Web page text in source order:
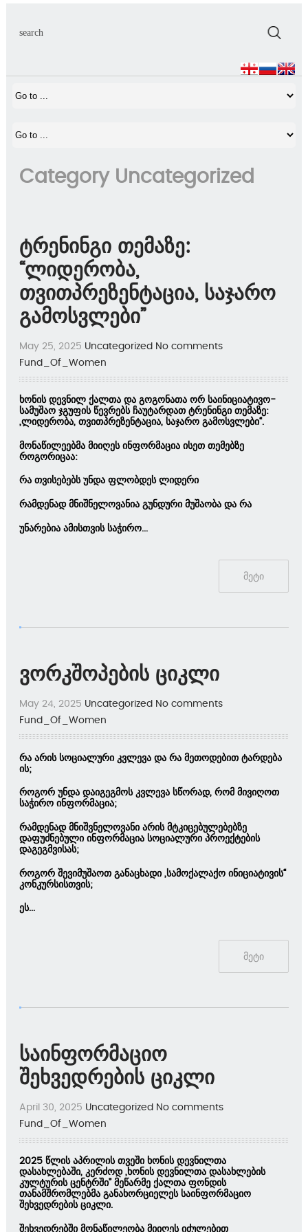
Category Uncategorized
ტრენინგი თემაზე:
“ლიდერობა,
თვითპრეზენტაცია, საჯარო
გამოსვლები”
May 25, 2025 Uncategorized No comments
Fund_Of_Women
ხონის დევნილ ქალთა და გოგონათა ორ საინიციატივო-
სამუშაო ჯგუფის წევრებს ჩაუტარდათ ტრენინგი თემაზე:
„ლიდერობა, თვითპრეზენტაცია, საჯარო გამოსვლები“.
მონაწილეებმა მიიღეს ინფორმაცია ისეთ თემებზე
როგორიცაა:
რა თვისებებს უნდა ფლობდეს ლიდერი
რამდენად მნიშნელოვანია გუნდური მუშაობა და რა
უნარებია ამისთვის საჭირო...
მეტი
ვორკშოპების ციკლი
May 24, 2025 Uncategorized No comments
Fund_Of_Women
რა არის სოციალური კვლევა და რა მეთოდებით ტარდება
ის;
როგორ უნდა დაიგეგმოს კვლევა სწორად, რომ მივიღოთ
საჭირო ინფორმაცია;
რამდენად მნიშვნელოვანი არის მტკიცებულებებზე
დაფუძნებული ინფორმაცია სოციალური პროექტების
დაგეგმვისას;
როგორ შევიმუშაოთ განაცხადი „სამოქალაქო ინიციატივის“
კონკურსისთვის;
ეს...
მეტი
საინფორმაციო
შეხვედრების ციკლი
April 30, 2025 Uncategorized No comments
Fund_Of_Women
2025 წლის აპრილის თვეში ხონის დევნილთა
დასახლებაში, კერძოდ „ხონის დევნილთა დასახლების
კულტურის ცენტრში” მეწარმე ქალთა ფონდის
თანამშრომლებმა განახორციელეს საინფორმაციო
შეხვედრების ციკლი.
შეხვედრებში მონაწილეობა მიიღეს იძულებით